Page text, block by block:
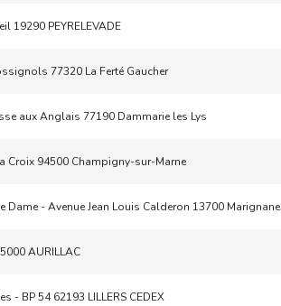
19290 PEYRELEVADE
77320 La Ferté Gaucher
aux Anglais 77190 Dammarie les Lys
Croix 94500 Champigny-sur-Marne
Dame - Avenue Jean Louis Calderon 13700 Marignane
AURILLAC
- BP 54 62193 LILLERS CEDEX